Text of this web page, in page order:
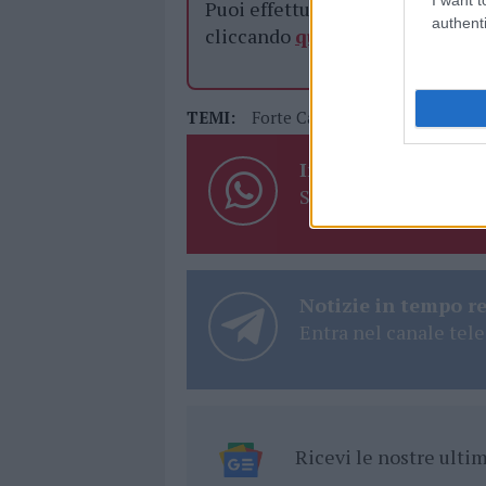
Puoi effettuare l'accesso
cliccando qui
TEMI: Forte Carlo Felice Forte
Inviaci le tue
Su WhatsApp al
Notizie in tempo
Entra nel canale
Ricevi le nostre